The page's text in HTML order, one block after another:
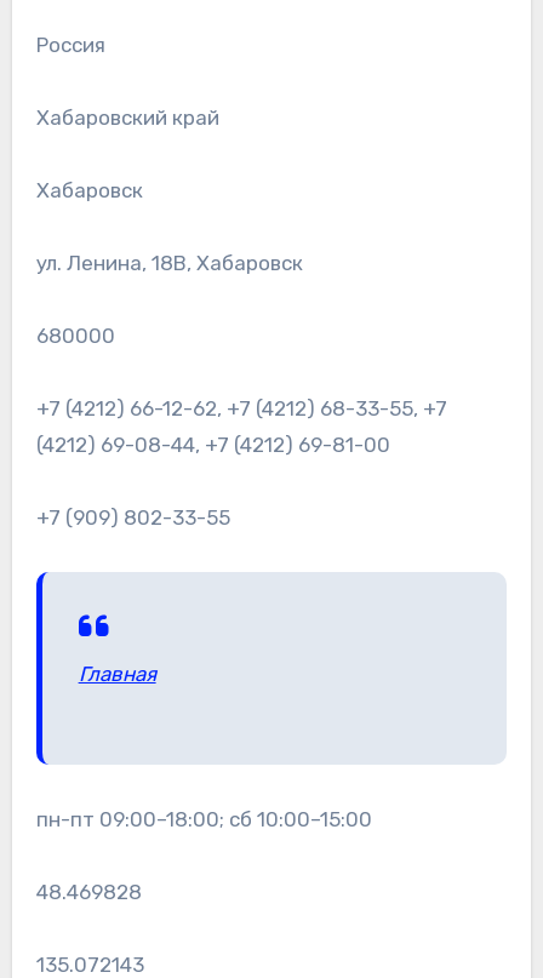
Россия
Хабаровский край
Хабаровск
ул. Ленина, 18В, Хабаровск
680000
+7 (4212) 66-12-62, +7 (4212) 68-33-55, +7
(4212) 69-08-44, +7 (4212) 69-81-00
+7 (909) 802-33-55
Главная
пн-пт 09:00–18:00; сб 10:00–15:00
48.469828
135.072143